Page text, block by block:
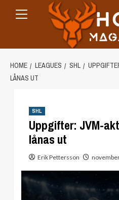
Menu
HOME LEAGUES SHL
LÅNAS UT
SHL
Uppgifter: JVM-
lånas ut
Erik Pettersson